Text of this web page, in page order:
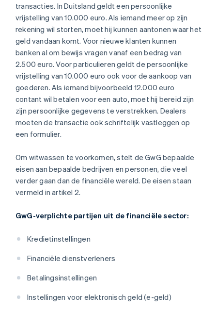
transacties. In Duitsland geldt een persoonlijke
vrijstelling van 10.000 euro. Als iemand meer op zijn
rekening wil storten, moet hij kunnen aantonen waar het
geld vandaan komt. Voor nieuwe klanten kunnen
banken al om bewijs vragen vanaf een bedrag van
2.500 euro. Voor particulieren geldt de persoonlijke
vrijstelling van 10.000 euro ook voor de aankoop van
goederen. Als iemand bijvoorbeeld 12.000 euro
contant wil betalen voor een auto, moet hij bereid zijn
zijn persoonlijke gegevens te verstrekken. Dealers
moeten de transactie ook schriftelijk vastleggen op
een formulier.
Om witwassen te voorkomen, stelt de GwG bepaalde
eisen aan bepaalde bedrijven en personen, die veel
verder gaan dan de financiële wereld. De eisen staan
vermeld in artikel 2.
GwG-verplichte partijen uit de financiële sector:
Kredietinstellingen
Financiële dienstverleners
Betalingsinstellingen
Instellingen voor elektronisch geld (e-geld)